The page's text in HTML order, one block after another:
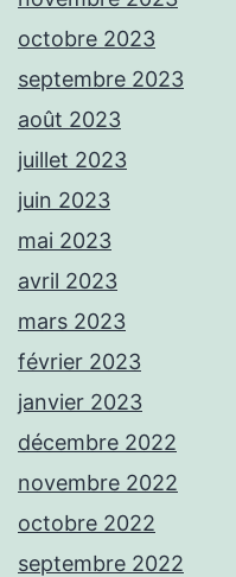
octobre 2023
septembre 2023
août 2023
juillet 2023
juin 2023
mai 2023
avril 2023
mars 2023
février 2023
janvier 2023
décembre 2022
novembre 2022
octobre 2022
septembre 2022